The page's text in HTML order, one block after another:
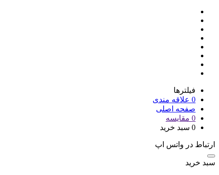
فیلترها
0 علاقه مندی
صفحه اصلی
0 مقایسه
0 سبد خرید
ارتباط در واتس اپ
سبد خرید